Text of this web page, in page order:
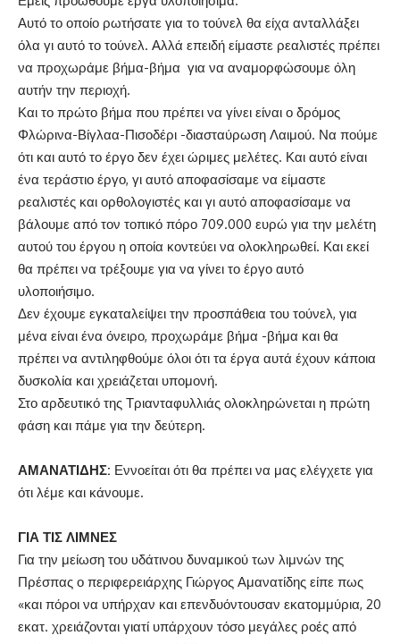
Αυτό το οποίο ρωτήσατε για το τούνελ θα είχα ανταλλάξει
όλα γι αυτό το τούνελ. Αλλά επειδή είμαστε ρεαλιστές πρέπει
να προχωράμε βήμα-βήμα για να αναμορφώσουμε όλη
αυτήν την περιοχή.
Και το πρώτο βήμα που πρέπει να γίνει είναι ο δρόμος
Φλώρινα-Βίγλαα-Πισοδέρι -διασταύρωση Λαιμού. Να πούμε
ότι και αυτό το έργο δεν έχει ώριμες μελέτες. Και αυτό είναι
ένα τεράστιο έργο, γι αυτό αποφασίσαμε να είμαστε
ρεαλιστές και ορθολογιστές και γι αυτό αποφασίσαμε να
βάλουμε από τον τοπικό πόρο 709.000 ευρώ για την μελέτη
αυτού του έργου η οποία κοντεύει να ολοκληρωθεί. Και εκεί
θα πρέπει να τρέξουμε για να γίνει το έργο αυτό
υλοποιήσιμο.
Δεν έχουμε εγκαταλείψει την προσπάθεια του τούνελ, για
μένα είναι ένα όνειρο, προχωράμε βήμα -βήμα και θα
πρέπει να αντιληφθούμε όλοι ότι τα έργα αυτά έχουν κάποια
δυσκολία και χρειάζεται υπομονή.
Στο αρδευτικό της Τριανταφυλλιάς ολοκληρώνεται η πρώτη
φάση και πάμε για την δεύτερη.
ΑΜΑΝΑΤΙΔΗΣ: Εννοείται ότι θα πρέπει να μας ελέγχετε για
ότι λέμε και κάνουμε.
ΓΙΑ ΤΙΣ ΛΙΜΝΕΣ
Για την μείωση του υδάτινου δυναμικού των λιμνών της
Πρέσπας ο περιφερειάρχης Γιώργος Αμανατίδης είπε πως
«και πόροι να υπήρχαν και επενδυόντουσαν εκατομμύρια, 20
εκατ. χρειάζονται γιατί υπάρχουν τόσο μεγάλες ροές από